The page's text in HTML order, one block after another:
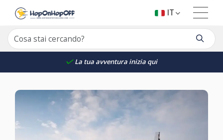
La tua avventura inizia qui
IT